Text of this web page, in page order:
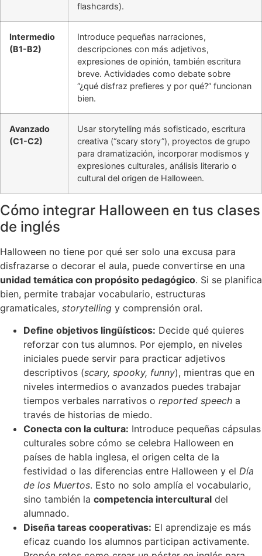
flashcards).
Intermedio
(B1-B2)
Introduce pequeñas narraciones,
descripciones con más adjetivos,
expresiones de opinión, también escritura
breve. Actividades como debate sobre
“¿qué disfraz prefieres y por qué?” funcionan
bien.
Avanzado
(C1-C2)
Usar storytelling más sofisticado, escritura
creativa (“scary story”), proyectos de grupo
para dramatización, incorporar modismos y
expresiones culturales, análisis literario o
cultural del origen de Halloween.
Cómo integrar Halloween en tus clases
de inglés
Halloween no tiene por qué ser solo una excusa para
disfrazarse o decorar el aula, puede convertirse en una
unidad temática con propósito pedagógico. Si se planifica
bien, permite trabajar vocabulario, estructuras
gramaticales, storytelling y comprensión oral.
Define objetivos lingüísticos: Decide qué quieres
reforzar con tus alumnos. Por ejemplo, en niveles
iniciales puede servir para practicar adjetivos
descriptivos (scary, spooky, funny), mientras que en
niveles intermedios o avanzados puedes trabajar
tiempos verbales narrativos o reported speech a
través de historias de miedo.
Conecta con la cultura: Introduce pequeñas cápsulas
culturales sobre cómo se celebra Halloween en
países de habla inglesa, el origen celta de la
festividad o las diferencias entre Halloween y el Día
de los Muertos. Esto no solo amplía el vocabulario,
sino también la competencia intercultural del
alumnado.
Diseña tareas cooperativas: El aprendizaje es más
eficaz cuando los alumnos participan activamente.